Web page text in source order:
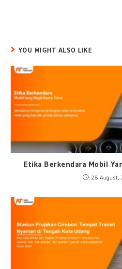
YOU MIGHT ALSO LIKE
Etika Berkendara Mobil
28 August,